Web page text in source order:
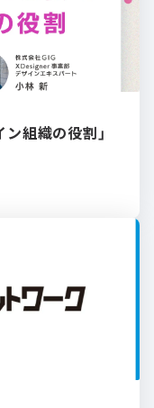
組織の役割」